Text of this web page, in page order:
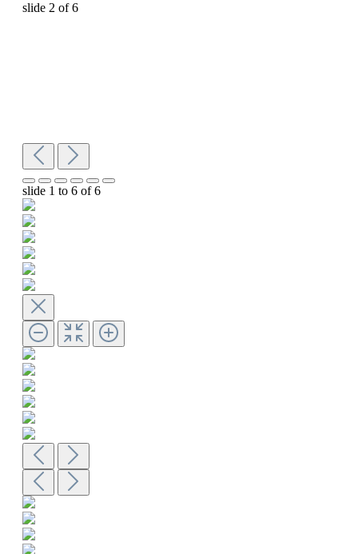
slide 2 of 6
slide 1 to 6 of 6